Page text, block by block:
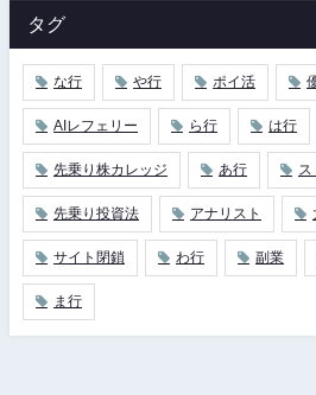
タグ
な行 や行 ポイ活
AIレフェリー ら行 は行
先乗り株カレッジ あ行
先乗り投資法 アナリスト
サイト閉鎖 わ行 副業
ま行